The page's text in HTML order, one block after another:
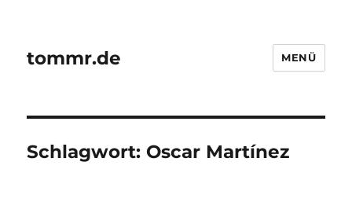
tommr.de MENÜ
Schlagwort: Oscar Martínez